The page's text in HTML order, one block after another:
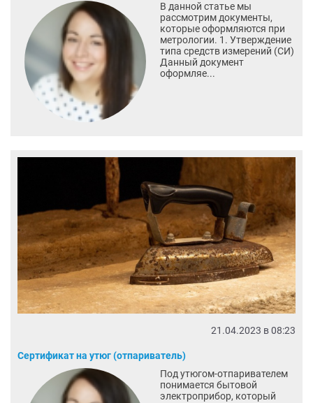
В данной статье мы
рассмотрим документы,
которые оформляются при
метрологии. 1. Утверждение
типа средств измерений (СИ)
Данный документ
оформляе...
21.04.2023 в 08:23
Сертификат на утюг (отпариватель)
Под утюгом-отпаривателем
понимается бытовой
электроприбор, который